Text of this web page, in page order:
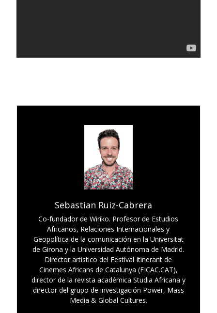
Sebastian Ruiz-Cabrera
Co-fundador de Wiriko. Profesor de Estudios
Africanos, Relaciones Internacionales y
Geopolítica de la comunicación en la Universitat
de Girona y la Universidad Autónoma de Madrid.
Director artístico del Festival Itinerant de
Cinemes Africans de Catalunya (FICAC.CAT),
director de la revista académica Studia Africana y
director del grupo de investigación Power, Mass
Media & Global Cultures.